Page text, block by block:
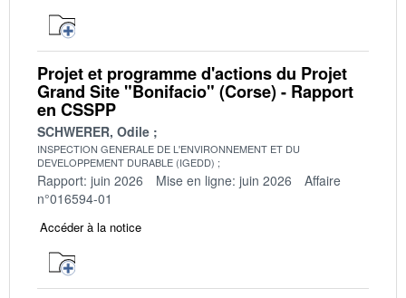
Projet et programme d'actions du Projet
Grand Site "Bonifacio" (Corse) - Rapport
en CSSPP
SCHWERER, Odile
INSPECTION GENERALE DE L'ENVIRONNEMENT ET DU
DEVELOPPEMENT DURABLE (IGEDD)
Rapport: juin 2026 Mise en ligne: juin 2026
Affaire
n°016594-01
Accéder à la notice